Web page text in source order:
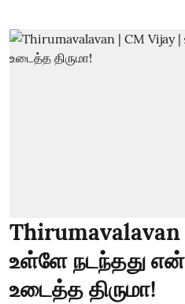
Thirumavalavan
உள்ளே நடந்தது
உடைத்த திருமா!